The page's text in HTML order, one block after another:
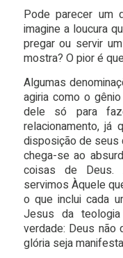
Pode parecer um
imagine a loucura
pregar ou servir
mostra? O pior é
Algumas
agiria como o
dele só para
relacionamento, já
disposição de seus
chega-se ao
coisas de Deus.
servimos Àquele
o que inclui cada
Jesus da
verdade: Deus não
glória seja